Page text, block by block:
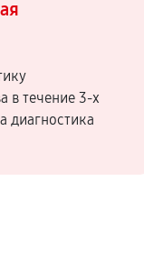
в течение 3-х
диагностика